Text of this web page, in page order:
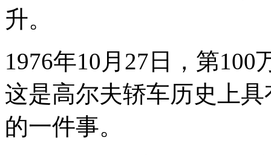
升。
1976年10月27日，第
这是高尔夫轿车历史上具
的一件事。